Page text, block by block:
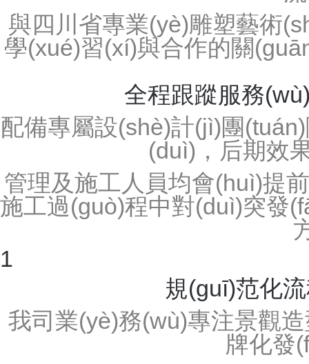
塑石假山 —— 長(zhǎng)廊生
大型人物塑石假山
園林塑石假山
成都塑石假山景觀
人物塑石假山
景區(qū)塑石假山
產(chǎn)品中心